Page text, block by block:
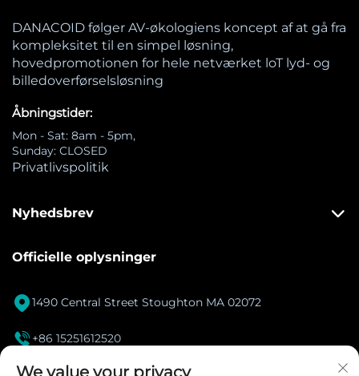
DANACOID følger AV-økologiens koncept af at gå fra
kompleksitet til en simpel løsning,
hovedpromotionen for hele netværket loT lyd- og
billedoverførselsløsning
Åbningstider:
Mon - Sat: 8am - 5pm,
Sunday: CLOSED
Privatlivspolitik
Nyhedsbrev
Officielle oplysninger
1490 Central Street Stoughton MA 02072
 +86 15251612520
[email protected]
We value your privacy